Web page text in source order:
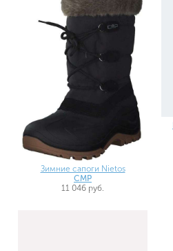
Зимние сапоги Nietos
CMP
11 046 руб.